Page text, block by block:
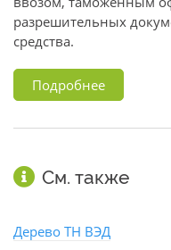
разрешительных
средства.
Подробнее
См. также
Дерево ТН ВЭД